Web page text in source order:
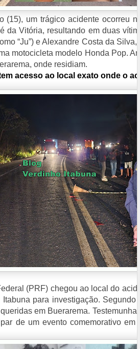
(15), um trágico acidente ocorreu
da Vitória, resultando em duas
“Ju”) e Alexandre Costa da
motocicleta modelo Honda Pop.
onde residiam.
acesso ao local exato onde o
(PRF) chegou ao local do
para investigação. Segundo
em Buerarema.
de um evento comemorativo